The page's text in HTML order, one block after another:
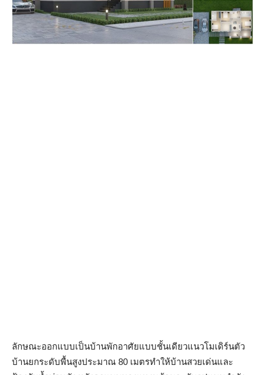
ลักษณะออกแบบเป็นบ้านพักอาศัยแบบชั้นเดียวแนวโมเดิร์นตัว
บ้านยกระดับพื้นสูงประมาณ 80 เมตรทำให้บ้านสวยเด่นและ